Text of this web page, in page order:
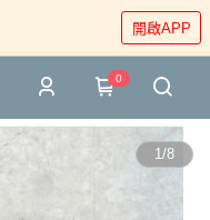
開啟APP
0
1/8